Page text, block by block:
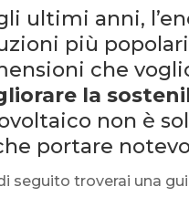
ultimi anni,
più
che
la
non è
portare
seguito troverai una